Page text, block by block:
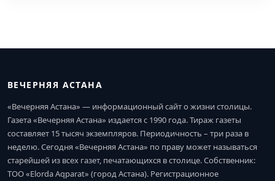
ВЕЧЕРНЯЯ АСТАНА
«Вечерняя Астана» — информационный сайт о жизни столицы.
Газета «Вечерняя Астана» издается с 1990 года. Тираж газеты
составляет 15 тысяч экземпляров. Периодичность – три раза в
неделю. Сегодня «Вечерняя Астана» по праву может называться
старейшей из всех газет, печатающихся в столице. Собственник:
ТОО «Elorda Aqparat» (город Астана). Регистрационное